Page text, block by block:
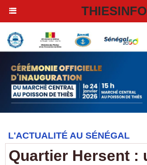
THIESINFO
L'ACTUALITÉ AU SÉNÉGAL
Quartier Hersent :